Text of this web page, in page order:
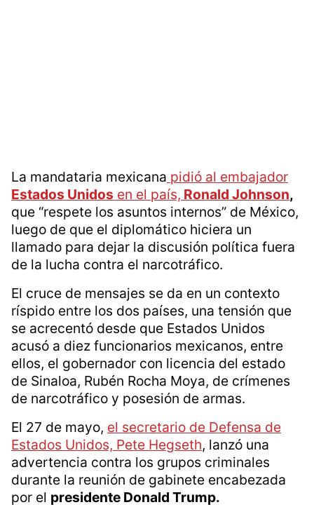
La mandataria mexicana pidió al embajador
Estados Unidos en el país, Ronald Johnson,
que “respete los asuntos internos” de México,
luego de que el diplomático hiciera un
llamado para dejar la discusión política fuera
de la lucha contra el narcotráfico.
El cruce de mensajes se da en un contexto
ríspido entre los dos países, una tensión que
se acrecentó desde que Estados Unidos
acusó a diez funcionarios mexicanos, entre
ellos, el gobernador con licencia del estado
de Sinaloa, Rubén Rocha Moya, de crímenes
de narcotráfico y posesión de armas.
El 27 de mayo, el secretario de Defensa de
Estados Unidos, Pete Hegseth, lanzó una
advertencia contra los grupos criminales
durante la reunión de gabinete encabezada
por el presidente Donald Trump.